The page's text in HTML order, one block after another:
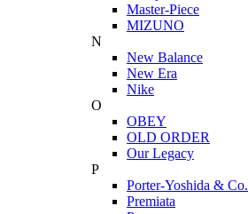
Master-Piece
MIZUNO
N
New Balance
New Era
Nike
O
OBEY
OLD ORDER
Our Legacy
P
Porter-Yoshida & Co.
Premiata